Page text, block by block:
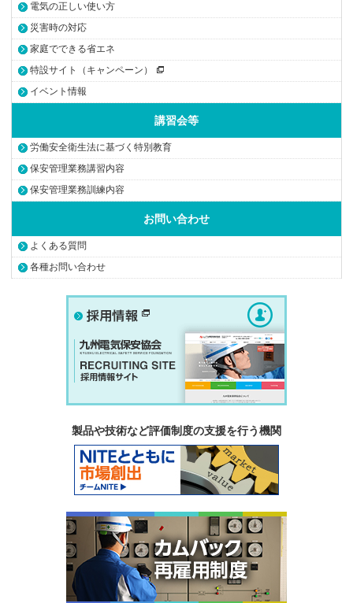
電気の正しい使い方
災害時の対応
家庭でできる省エネ
特設サイト（キャンペーン）
イベント情報
講習会等
労働安全衛生法に基づく特別教育
保安管理業務講習内容
保安管理業務訓練内容
お問い合わせ
よくある質問
各種お問い合わせ
製品や技術など評価制度の支援を行う機関